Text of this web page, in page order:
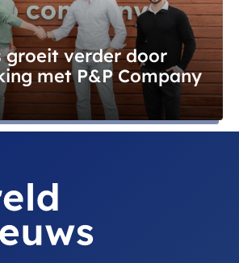
groeit verder door
met P&P Company